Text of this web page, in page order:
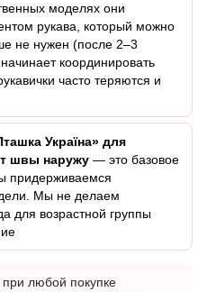
моделях они
рукава, который можно
не нужен (после 2–3
координировать
часто теряются и
Україна» для
швы наружу — это базовое
придерживаемся
Мы не делаем
для возрастной группы
любой покупке